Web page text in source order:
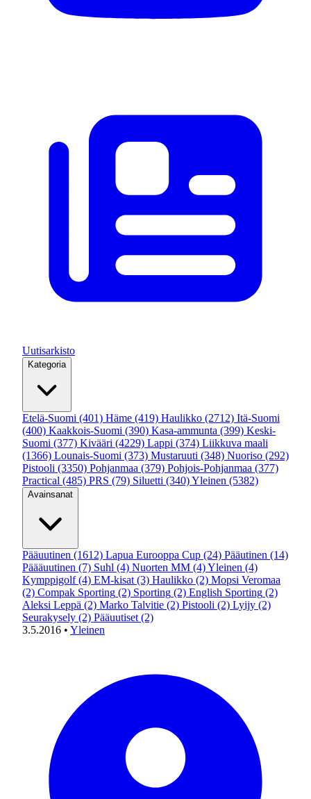
Uutisarkisto
Kategoria
Etelä-Suomi (401) Häme (419) Haulikko (2712) Itä-Suomi
(400) Kaakkois-Suomi (390) Kasa-ammunta (399) Keski-
Suomi (377) Kivääri (4229) Lappi (374) Liikkuva maali
(1366) Lounais-Suomi (373) Mustaruuti (348) Nuoriso (292)
Pistooli (3350) Pohjanmaa (379) Pohjois-Pohjanmaa (377)
Practical (485) PRS (79) Siluetti (340)Yleinen (5382)
Avainsanat
Pääuutinen (1612) Lapua Eurooppa Cup (24) Pääutinen (14)
Päääuutinen (7) Suhl (4) Nuorten MM (4)Yleinen (4)
Kymppigolf (4) EM-kisat (3) Haulikko (2) Mopsi Veromaa
(2) Compak Sporting (2) Sporting (2) English Sporting (2)
Aleksi Leppä (2) Marko Talvitie (2) Pistooli (2) Lyijy (2)
Seurakysely (2) Pääuutiset (2)
3.5.2016 • Yleinen